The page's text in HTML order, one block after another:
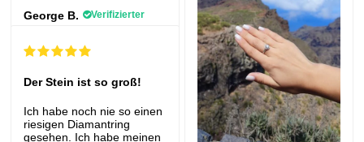
George B.
Verifizierter
Ring Braut
Der Stein ist so groß!
Ich habe noch nie so einen
riesigen Diamantring
gesehen. Ich habe meinen